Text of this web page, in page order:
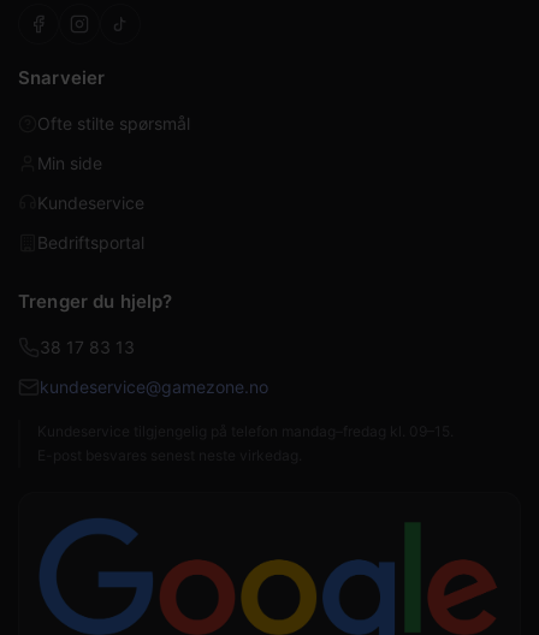
Snarveier
Ofte stilte spørsmål
Min side
Kundeservice
Bedriftsportal
Trenger du hjelp?
38 17 83 13
kundeservice@gamezone.no